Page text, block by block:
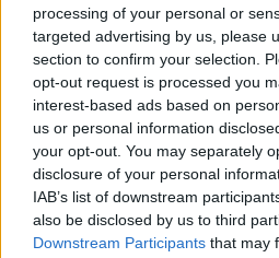
processing of your personal or
targeted advertising by us, please
section to confirm your selection.
opt-out request is processed you
interest-based ads based on
us or personal information
your opt-out. You may separately
disclosure of your personal
IAB’s list of downstream
also be disclosed by us to third
Downstream Participants that may
Egy jól képzett könyvelő nem
adminisztrációt végzi el, hanem
támogatja a vállalkozásokat az